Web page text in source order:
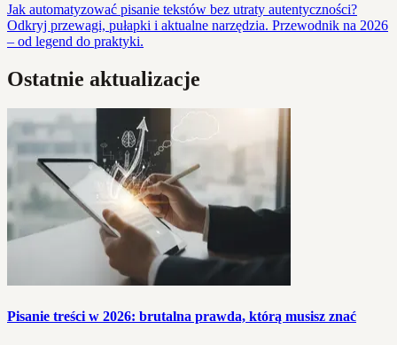
Jak automatyzować pisanie tekstów bez utraty autentyczności?
Odkryj przewagi, pułapki i aktualne narzędzia. Przewodnik na 2026
– od legend do praktyki.
Ostatnie aktualizacje
Pisanie treści w 2026: brutalna prawda, którą musisz znać